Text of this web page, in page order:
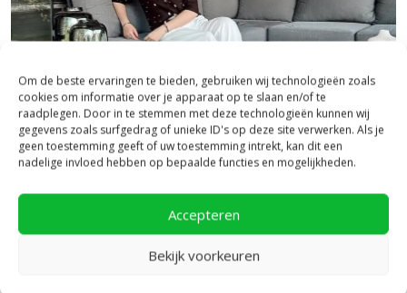
Om de beste ervaringen te bieden, gebruiken wij technologieën zoals
cookies om informatie over je apparaat op te slaan en/of te
raadplegen. Door in te stemmen met deze technologieën kunnen wij
gegevens zoals surfgedrag of unieke ID's op deze site verwerken. Als je
geen toestemming geeft of uw toestemming intrekt, kan dit een
nadelige invloed hebben op bepaalde functies en mogelijkheden.
Accepteren
Bekijk voorkeuren
voordelige prijs van de Oud Hollandse Artistone traptrede bij
Bestratingsmarkt.com.
Bezoek onze vestiging in Heerde,
inspiratie binnen én buiten!
Laat je inspireren in ons 2.500 m² experience centre,